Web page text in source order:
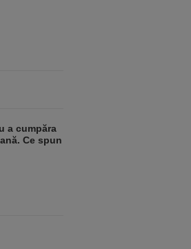
a cumpăra
Ce spun